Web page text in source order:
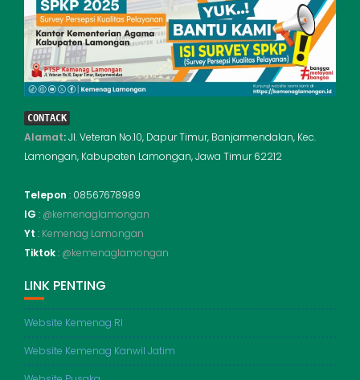
CONTACK
Alamat:Jl. Veteran No.10, Dapur Timur, Banjarmendalan, Kec.
Lamongan, Kabupaten Lamongan, Jawa Timur 62212
Telepon : 08567678989
IG : @kemenaglamongan
Yt : Kemenag Lamongan
Tiktok: @kemenaglamongan
LINK PENTING
Website Kemenag RI
Website Kemenag Kanwil Jatim